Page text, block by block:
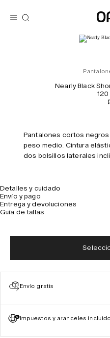
Nearly Black
120
Pantalones cortos
peso medio. Cintura
dos bolsillos laterales
Detalles y cuidado
Envío y pago
Entrega y devoluciones
Guía de tallas
Envío gratis
Impuestos y aranceles